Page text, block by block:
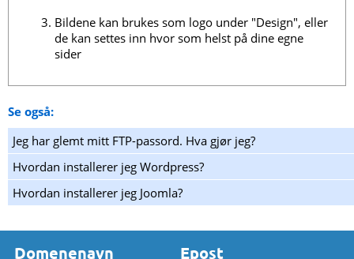
Bildene kan brukes som logo under "Design", eller
de kan settes inn hvor som helst på dine egne
sider
Se også:
Jeg har glemt mitt FTP-passord. Hva gjør jeg?
Hvordan installerer jeg Wordpress?
Hvordan installerer jeg Joomla?
Domenenavn Epost